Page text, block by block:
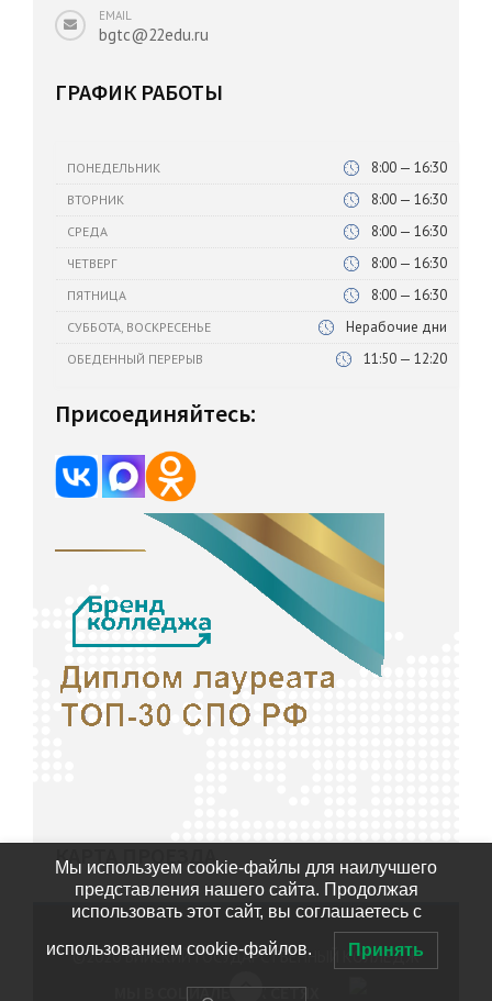
EMAIL
bgtc@22edu.ru
ГРАФИК РАБОТЫ
ПОНЕДЕЛЬНИК 8:00 — 16:30
ВТОРНИК 8:00 — 16:30
СРЕДА 8:00 — 16:30
ЧЕТВЕРГ 8:00 — 16:30
ПЯТНИЦА 8:00 — 16:30
СУББОТА, ВОСКРЕСЕНЬЕ Нерабочие дни
ОБЕДЕННЫЙ ПЕРЕРЫВ 11:50 — 12:20
Присоединяйтесь:
КАРТА ПРОЕЗДА
©2020БИЙСКИЙ ГОСУДАРСТВЕННЫЙ КОЛЛЕДЖ
МЫ В СОЦИАЛЬНЫХ СЕТЯХ
Мы используем cookie-файлы для наилучшего
представления нашего сайта. Продолжая
использовать этот сайт, вы соглашаетесь с
использованием cookie-файлов. Принять